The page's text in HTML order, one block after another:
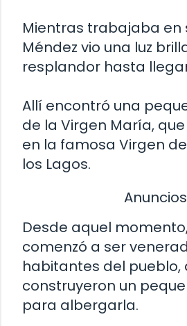
Mientras trabajaba en
Méndez vio una luz
resplandor hasta
Allí encontró una
de la Virgen María,
en la famosa Virgen
los Lagos.
Anuncios
Desde aquel
comenzó a ser
habitantes del pueblo,
construyeron un
para albergarla.